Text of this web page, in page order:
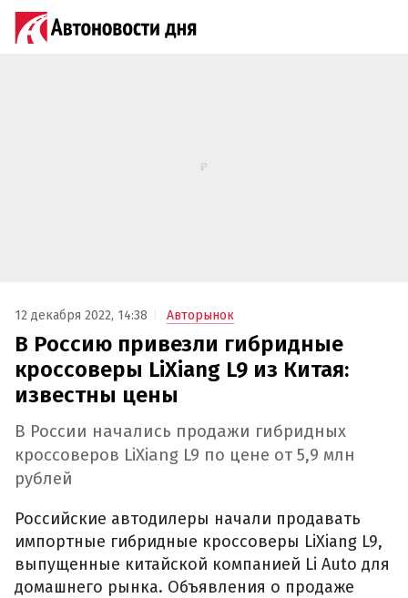
12 декабря 2022, 14:38 Авторынок
В Россию привезли гибридные
кроссоверы LiXiang L9 из Китая:
известны цены
В России начались продажи гибридных
кроссоверов LiXiang L9 по цене от 5,9 млн
рублей
Российские автодилеры начали продавать
импортные гибридные кроссоверы LiXiang L9,
выпущенные китайской компанией Li Auto для
домашнего рынка. Объявления о продаже